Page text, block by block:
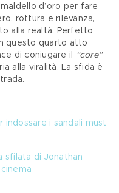
d’oro per fare
rottura e rilevanza,
alla realtà. Perfetto
questo quarto atto
di coniugare il
“core”
alla viralità. La sfida è
indossare i sandali must
sfilata di Jonathan